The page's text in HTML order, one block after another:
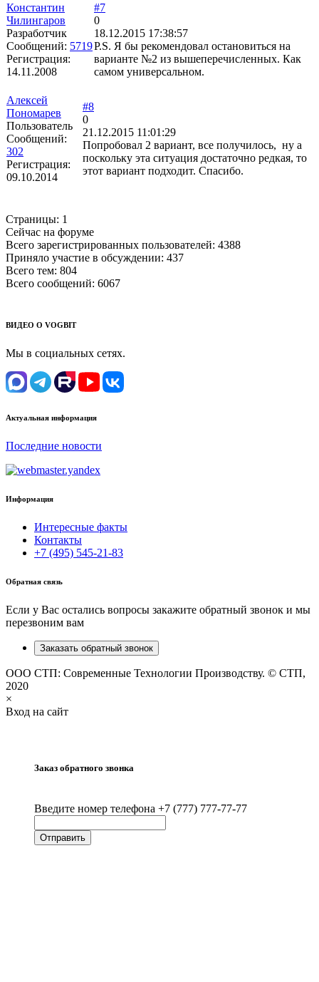
Константин
Чилингаров
Разработчик
Сообщений: 5719
Регистрация:
14.11.2008
#7
0
18.12.2015 17:38:57
P.S. Я бы рекомендовал остановиться на
варианте №2 из вышеперечисленных. Как
самом универсальном.
Алексей
Пономарев
Пользователь
Сообщений:
302
Регистрация:
09.10.2014
#8
0
21.12.2015 11:01:29
Попробовал 2 вариант, все получилось, ну а
поскольку эта ситуация достаточно редкая, то
этот вариант подходит. Спасибо.
Страницы: 1
Сейчас на форуме
Всего зарегистрированных пользователей: 4388
Приняло участие в обсуждении: 437
Всего тем: 804
Всего сообщений: 6067
ВИДЕО О VOGBIT
Мы в социальных сетях.
Актуальная информация
Последние новости
Информация
Интересные факты
Контакты
+7 (495) 545-21-83
Обратная связь
Если у Вас остались вопросы закажите обратный звонок и мы
перезвоним вам
Заказать обратный звонок
ООО СТП: Современные Технологии Производству. © СТП,
2020
×
Вход на сайт
Заказ обратного звонка
Введите номер телефона +7 (777) 777-77-77
Отправить